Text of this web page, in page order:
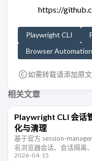
https://
Playwright CLI
Browser Automation
如需转载请添加原
相关文章
Playwright CLI 会话
化与清理
基于官方 session-
名浏览器会话、会话隔离
用方法。
2026-04-15